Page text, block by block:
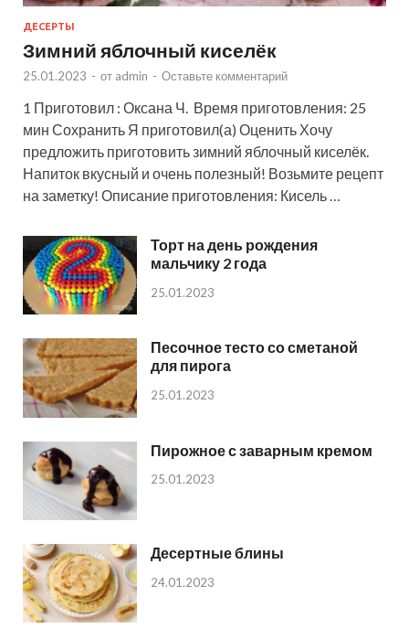
ДЕСЕРТЫ
Зимний яблочный киселёк
25.01.2023 - от admin - Оставьте комментарий
1 Приготовил : Оксана Ч. Время приготовления: 25
мин Сохранить Я приготовил(а) Оценить Хочу
предложить приготовить зимний яблочный киселёк.
Напиток вкусный и очень полезный! Возьмите рецепт
на заметку! Описание приготовления: Кисель …
Торт на день рождения
мальчику 2 года
25.01.2023
Песочное тесто со сметаной
для пирога
25.01.2023
Пирожное с заварным кремом
25.01.2023
Десертные блины
24.01.2023